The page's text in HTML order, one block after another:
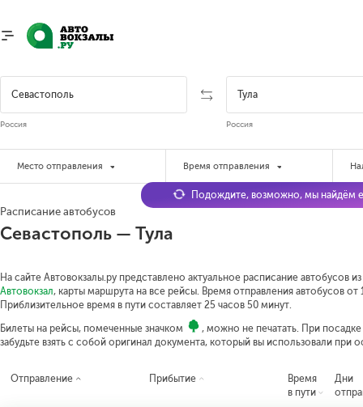
Россия Россия
Место отправления Время отправления
Расписание автобусов
Севастополь — Тула
На сайте Автовокзалы.ру представлено актуальное расписание автобусов
Автовокзал, карты маршрута на все рейсы. Время отправления автобусов от
Приблизительное время в пути составляет 25 часов 50 минут.
Билеты на рейсы, помеченные значком
, можно не печатать. При
забудьте взять с собой оригинал документа, который вы использовали при
Подождите, возможно, мы найдём
Отправление Прибытие
Время
в пути
Дни